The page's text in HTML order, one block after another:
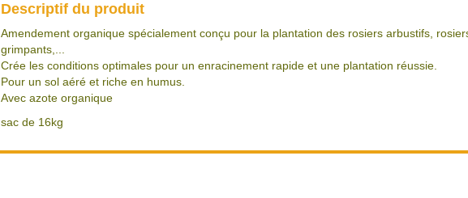
Descriptif du produit
Amendement organique spécialement conçu pour la plantation des rosiers arbustifs,
grimpants,...
Crée les conditions optimales pour un enracinement rapide et une plantation réussie.
Pour un sol aéré et riche en humus.
Avec azote organique
sac de 16kg